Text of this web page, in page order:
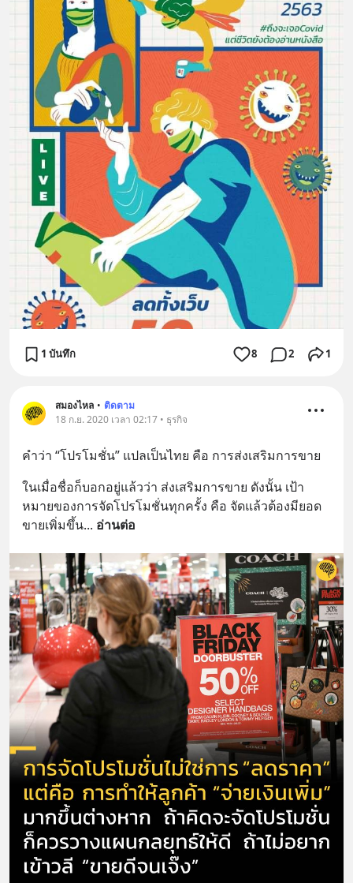
1 บันทึก 8 2 1
สมองไหล • ติดตาม
18 ก.ย. 2020 เวลา 02:17 • ธุรกิจ
คำว่า “โปรโมชั่น” แปลเป็นไทย คือ การส่งเสริมการขาย
ในเมื่อชื่อก็บอกอยู่แล้วว่า ส่งเสริมการขาย ดังนั้น เป้า
หมายของการจัดโปรโมชั่นทุกครั้ง คือ จัดแล้วต้องมียอด
ขายเพิ่มขึ้น... อ่านต่อ